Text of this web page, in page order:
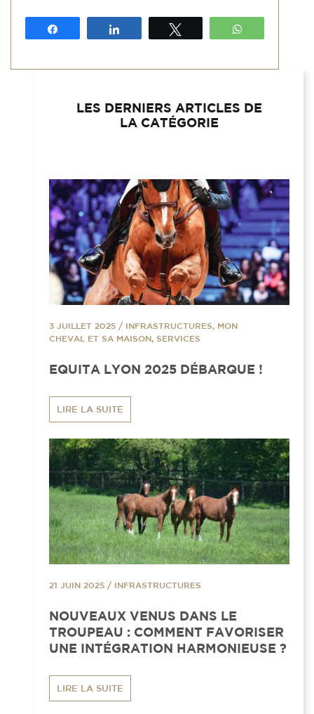
LES DERNIERS ARTICLES DE
LA CATÉGORIE
3 JUILLET 2025 / INFRASTRUCTURES, MON
CHEVAL ET SA MAISON, SERVICES
EQUITA LYON 2025 DÉBARQUE !
LIRE LA SUITE
21 JUIN 2025 / INFRASTRUCTURES
NOUVEAUX VENUS DANS LE
TROUPEAU : COMMENT FAVORISER
UNE INTÉGRATION HARMONIEUSE ?
LIRE LA SUITE